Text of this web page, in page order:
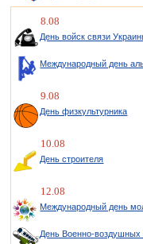
8.08
День войск связи
Международный день
9.08
День физкультурника
10.08
День строителя
12.08
Международный день
День Военно-воздушных